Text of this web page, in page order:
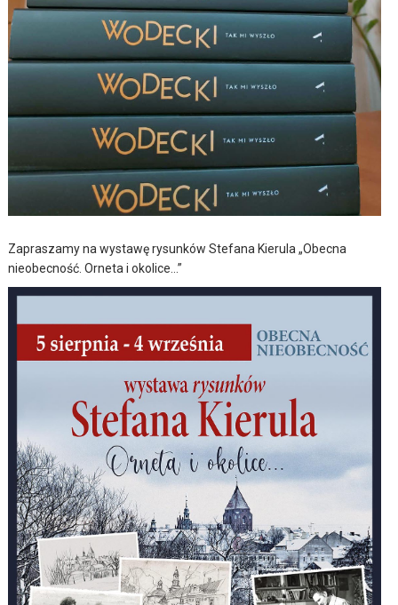
Zapraszamy na wystawę rysunków Stefana Kierula „Obecna
nieobecność. Orneta i okolice…”